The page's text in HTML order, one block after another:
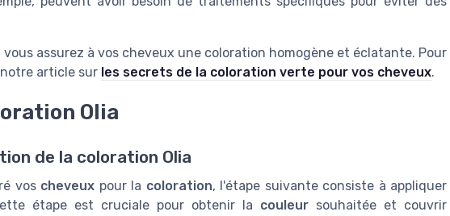
assurez à vos cheveux une coloration homogène et éclatante. Pour
article sur les secrets de la coloration verte pour vos cheveux.
Olia
de la coloration Olia
vos cheveux pour la coloration, l'étape suivante consiste à appliquer
étape est cruciale pour obtenir la couleur souhaitée et couvrir